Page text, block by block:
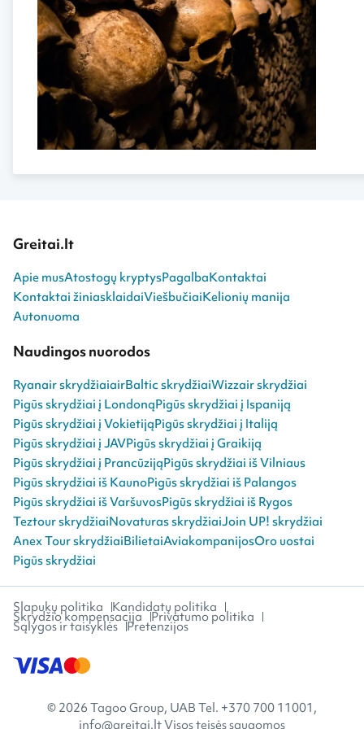
Greitai.lt
Apie musAtostogų kryptysPagalbaKontaktai
Kontaktai žiniasklaidaiViešbučiaiKelionių manija
Autonuoma
Naudingos nuorodos
Ryanair skrydžiaiairBaltic skrydžiaiWizzair skrydžiai
Pigūs skrydžiai į LondonąPigūs skrydžiai į Ispaniją
Pigūs skrydžiai į VokietijąPigūs skrydžiai į Italiją
Pigūs skrydžiai į JAVPigūs skrydžiai į Graikiją
Pigūs skrydžiai į PrancūzijąPigūs skrydžiai iš Vilniaus
Pigūs skrydžiai iš KaunoPigūs skrydžiai iš Palangos
Pigūs skrydžiai iš VaršuvosPigūs skrydžiai iš Rygos
Teztour skrydžiaiNovaturas skrydžiaiJoin UP! skrydžiai
Anex Tour skrydžiaiBilietaiAviakompanijosOro uostai
Pigūs skrydžiai
Slapukų politika Kandidatų politika
Skrydžio kompensacija Privatumo politika
Sąlygos ir taisyklės Pretenzijos
© 2026 Tagoo Group, UAB Tel. +370 700 11001,
info@greitai.lt Visos teisės saugomos